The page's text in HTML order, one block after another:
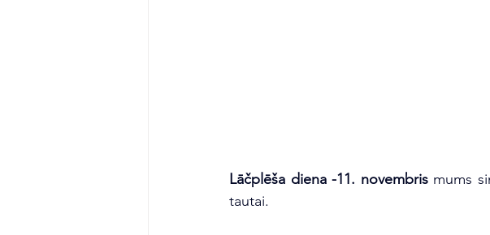
Lāčplēša diena -11. novembris mums
tautai.